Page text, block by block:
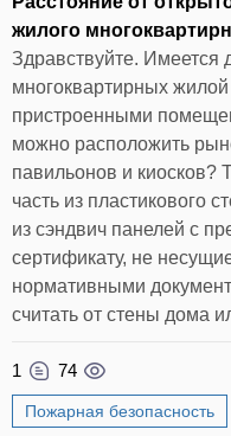
жилого
Здравствуйте. Имеется
многоквартирных
пристроенными
можно расположить
павильонов и
часть из пластикового
из сэндвич панелей с
сертификату, не
нормативными
считать от стены дома
1 74
Пожарная безопасность